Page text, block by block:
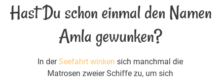
Hast Du schon einmal den Namen
Amla gewunken?
In derSeefahrt winken sich manchmal die
Matrosen zweier Schiffe zu, um sich